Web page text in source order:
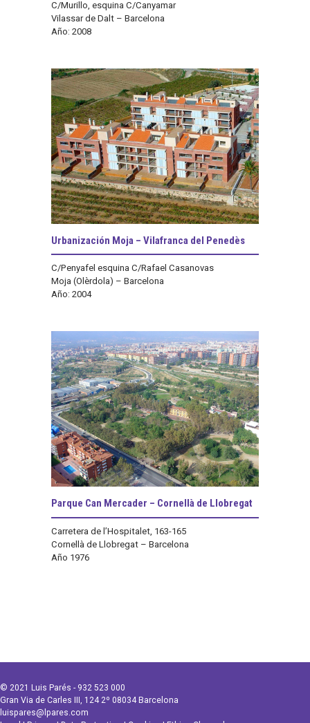
C/Murillo, esquina C/Canyamar
Vilassar de Dalt – Barcelona
Año: 2008
Urbanización Moja – Vilafranca del Penedès
C/Penyafel esquina C/Rafael Casanovas
Moja (Olèrdola) – Barcelona
Año: 2004
Parque Can Mercader – Cornellà de Llobregat
Carretera de l’Hospitalet, 163-165
Cornellà de Llobregat – Barcelona
Año 1976
© 2021 Luis Parés - 932 523 000
Gran Via de Carles III, 124 2º 08034 Barcelona
luispares@lpares.com